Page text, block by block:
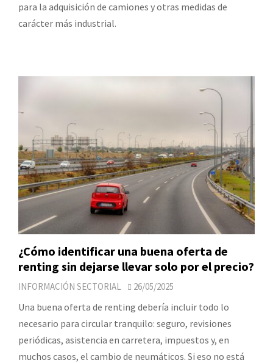
para la adquisición de camiones y otras medidas de
carácter más industrial.
¿Cómo identificar una buena oferta de
renting sin dejarse llevar solo por el precio?
INFORMACIÓN SECTORIAL 26/05/2025
Una buena oferta de renting debería incluir todo lo
necesario para circular tranquilo: seguro, revisiones
periódicas, asistencia en carretera, impuestos y, en
muchos casos, el cambio de neumáticos. Si eso no está